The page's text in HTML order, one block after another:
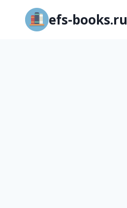
Перейти
содержимому
efs-books.ru